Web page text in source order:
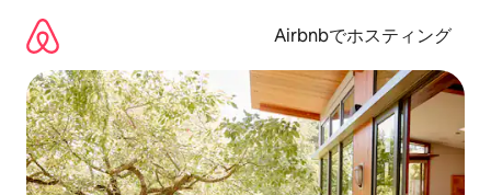
Airbnbでホスティング